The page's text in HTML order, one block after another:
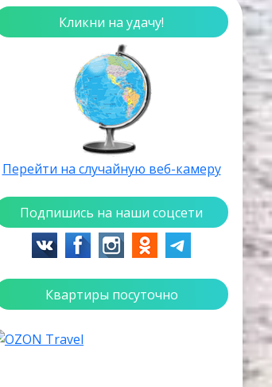
Кликни на удачу!
Перейти на случайную веб-камеру
Подпишись на наши соцсети
Квартиры посуточно